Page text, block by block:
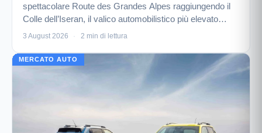
spettacolare Route des Grandes Alpes raggiungendo il
Colle dell’Iseran, il valico automobilistico più elevato
d’Europa. Il SUV compatto, disponibile anche in versione
3 August 2026 · 2 min di lettura
MERCATO AUTO